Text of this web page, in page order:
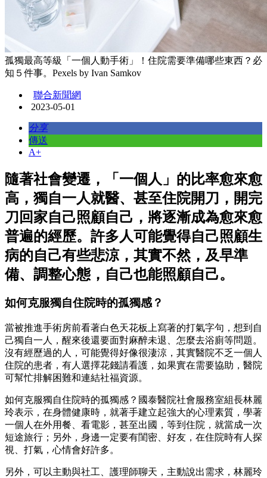
孤獨最高等級「一個人動手術」！住院需要準備哪些東西？必
知５件事。Pexels by Ivan Samkov
聯合新聞網
2023-05-01
分享
傳送
A+
隨著社會變遷，「一個人」的比率愈來愈
高，獨自一人就醫、甚至住院開刀，開完
刀回家自己照顧自己，將逐漸成為愈來愈
普遍的經歷。許多人可能覺得自己照顧生
病的自己有些悲涼，其實不然，及早準
備、調整心態，自己也能照顧自己。
如何克服獨自住院時的孤獨感？
當被推進手術房前看著白色天花板上寫著的打氣字句，想到自
己獨自一人，醒來後還要面對麻醉未退、怎麼去浴廁等問題。
沒有經歷過的人，可能覺得好像很淒涼，其實醫院不乏一個人
住院的患者，有人選擇花錢請看護，如果實在需要協助，醫院
可幫忙排解困難和連結社福資源。
如何克服獨自住院時的孤獨感？國泰醫院社會服務室組長林麗
玲表示，在身體健康時，就著手建立起強大的心理素質，學著
一個人在外用餐、看電影，甚至出國，等到住院，就當成一次
短途旅行；另外，身邊一定要有閨密、好友，在住院時有人探
視、打氣，心情會好許多。
另外，可以主動與社工、護理師聊天，主動說出需求，林麗玲